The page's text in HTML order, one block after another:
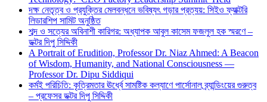
দক্ষ নেতৃত্ব ও প্রযুক্তির মেলবন্ধনে ভবিষ্যৎ গড়ার প্রত্যয়: সিইও ফ্যাক্টরি
লিডারশিপ সামিট অনুষ্ঠিত
শব্দ ও সত্যের অবিনাশী কারিগর: অধ্যাপক আবুল কাসেম ফজলুল হক স্মরণে –
ডক্টর দিপু সিদ্দিকী
A Portrait of Erudition, Professor Dr. Niaz Ahmed: A Beacon
of Wisdom, Humanity, and National Consciousness —
Professor Dr. Dipu Siddiqui
কর্মই পরিচিতি: কৃত্রিমতার ঊর্ধ্বে সামষ্টিক কল্যাণে পার্সোনাল ব্র্যান্ডিংয়ের গুরুত্ব
– প্রফেসর ডক্টর দিপু সিদ্দিকী